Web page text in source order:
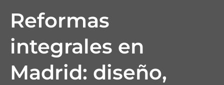
Reformas
integrales en
Madrid: diseño,